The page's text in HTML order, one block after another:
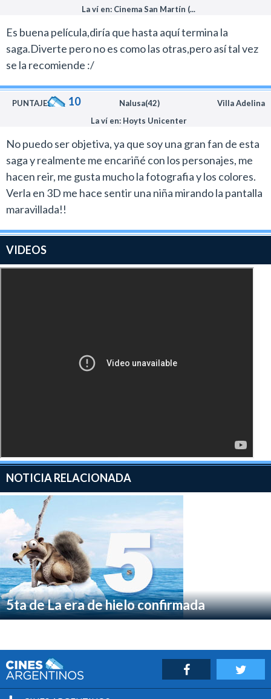
La ví en: Cinema San Martín (...
Es buena película,diría que hasta aquí termina la
saga.Diverte pero no es como las otras,pero así tal vez
se la recomiende :/
PUNTAJE: 10 Nalusa(42)
Villa Adelina
La ví en: Hoyts Unicenter
No puedo ser objetiva, ya que soy una gran fan de esta
saga y realmente me encariñé con los personajes, me
hacen reir, me gusta mucho la fotografia y los colores.
Verla en 3D me hace sentir una niña mirando la pantalla
maravillada!!
VIDEOS
NOTICIA RELACIONADA
5ta de La era de hielo confirmada